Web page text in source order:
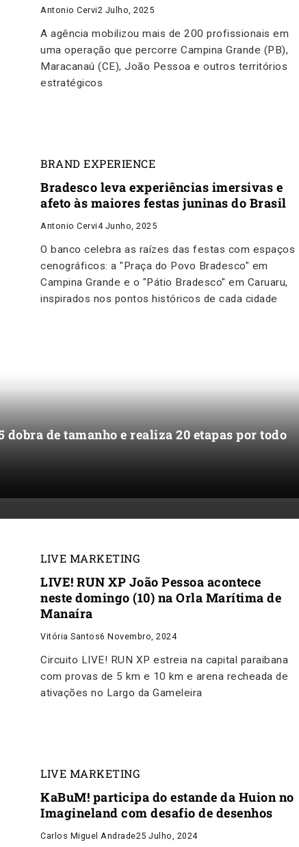
Antonio Cervi2 Julho, 2025
A agência mobilizou mais de 200 profissionais em
uma operação que percorre Campina Grande (PB),
Maracanaú (CE), João Pessoa e outros territórios
estratégicos
BRAND EXPERIENCE
Bradesco leva experiências imersivas e
afeto às maiores festas juninas do Brasil
Antonio Cervi4 Junho, 2025
O banco celebra as raízes das festas com espaços
cenográficos: a "Praça do Povo Bradesco" em
Campina Grande e o "Pátio Bradesco" em Caruaru,
inspirados nos pontos históricos de cada cidade
dobra de tamanho e realiza 20 etapas por todo
LIVE MARKETING
LIVE! RUN XP João Pessoa acontece
neste domingo (10) na Orla Marítima de
Manaíra
Vitória Santos6 Novembro, 2024
Circuito LIVE! RUN XP estreia na capital paraibana
com provas de 5 km e 10 km e arena recheada de
ativações no Largo da Gameleira
LIVE MARKETING
KaBuM! participa do estande da Huion no
Imagineland com desafio de desenhos
Carlos Miguel Andrade25 Julho, 2024